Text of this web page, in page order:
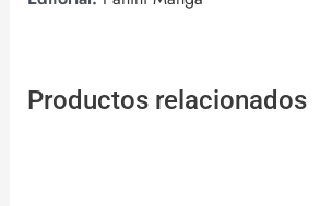
Productos relacionados